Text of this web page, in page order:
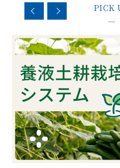
PICK
—